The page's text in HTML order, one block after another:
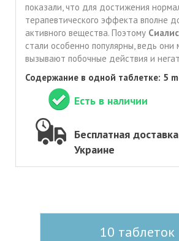
показали, что для достижения
терапевтического эффекта вполне
активного вещества. Поэтому
стали особенно популярны, ведь
вызывают побочные действия и
Содержание в одной таблетке: 5
Есть в наличии
Бесплатная
Украине
10 таблеток